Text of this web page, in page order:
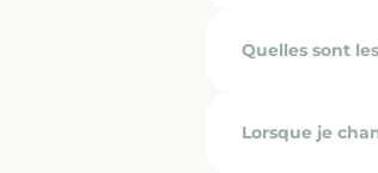
Quelles sont
Lorsque je